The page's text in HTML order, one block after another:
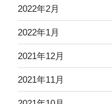
2022年2月
2022年1月
2021年12月
2021年11月